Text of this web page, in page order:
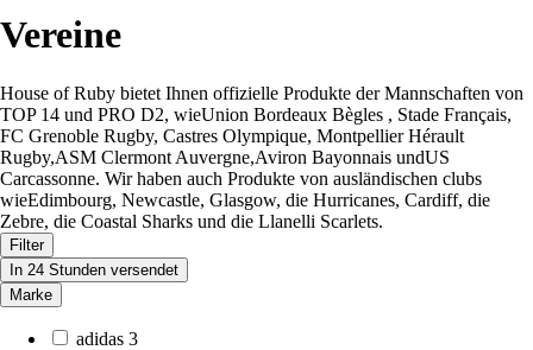
Vereine
House of Ruby bietet Ihnen offizielle Produkte der Mannschaften von
TOP 14 und PRO D2, wieUnion Bordeaux Bègles , Stade Français,
FC Grenoble Rugby, Castres Olympique, Montpellier Hérault
Rugby,ASM Clermont Auvergne,Aviron Bayonnais undUS
Carcassonne. Wir haben auch Produkte von ausländischen clubs
wieEdimbourg, Newcastle, Glasgow, die Hurricanes, Cardiff, die
Zebre, die Coastal Sharks und die Llanelli Scarlets.
Filter
In 24 Stunden versendet
Marke
adidas 3